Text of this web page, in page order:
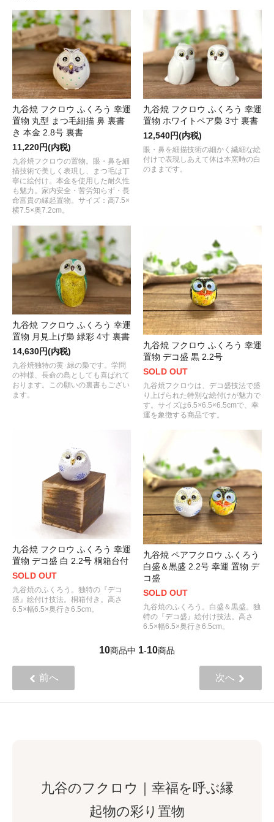
九谷焼 フクロウ ふくろう 幸運
置物 丸型 まつ毛細描 鼻 裏書
き 本金 2.8号 裏書
11,220円(内税)
九谷焼フクロウの置物。眼・鼻を細
描技術で美しく表現し、まつ毛は丁
寧に絵付け。本金を使用した耐久性
も魅力。家内安全・苦労知らず・長
命富貴の縁起置物。サイズ：高7.5×
横7.5×奥7.2cm。
九谷焼 フクロウ ふくろう 幸運
置物 ホワイトペア梟 3寸 裏書
12,540円(内税)
眼・鼻を細描技術の細かく繊細な絵
付けで表現しあえて体は本窯時の白
のままです。
九谷焼 フクロウ ふくろう 幸運
置物 月見上げ梟 緑彩 4寸 裏書
14,630円(内税)
九谷焼独特の黄･緑の梟です。学問
の神様、長命の鳥としても喜ばれて
おります。この願いの裏書もござい
ます。
九谷焼 フクロウ ふくろう 幸運
置物 デコ盛 黒 2.2号
SOLD OUT
九谷焼フクロウは、デコ盛技法で盛
り上げられた特別な絵付けが魅力で
す。サイズは6.5×6.5×6.5cmで、幸
運を象徴する商品です。
九谷焼 フクロウ ふくろう 幸運
置物 デコ盛 白 2.2号 桐箱台付
SOLD OUT
九谷焼のふくろう。独特の『デコ
盛』絵付け技法。桐箱付き。高さ
6.5×幅6.5×奥行き6.5cm。
九谷焼 ペアフクロウ ふくろう
白盛＆黒盛 2.2号 幸運 置物 デ
コ盛
SOLD OUT
九谷焼のふくろう。白盛＆黒盛。独
特の『デコ盛』絵付け技法。高さ
6.5×幅6.5×奥行き6.5cm。
10商品中 1-10商品
前へ 次へ
九谷のフクロウ｜幸福を呼ぶ縁
起物の彩り置物